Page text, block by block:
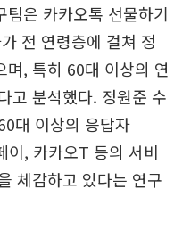
은 카카오톡 선물하기
전 연령층에 걸쳐 정
며, 특히 60대 이상의 연
고 분석했다. 정원준 수
대 이상의 응답자
이, 카카오T 등의 서비
체감하고 있다는 연구